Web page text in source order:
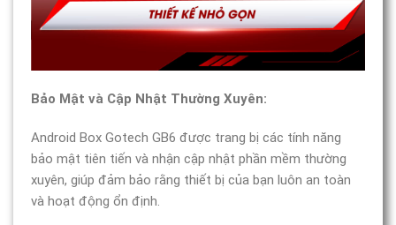
Bảo Mật và Cập Nhật Thường Xuyên:
Android Box Gotech GB6 được trang bị các tính năng
bảo mật tiên tiến và nhận cập nhật phần mềm thường
xuyên, giúp đảm bảo rằng thiết bị của bạn luôn an toàn
và hoạt động ổn định.